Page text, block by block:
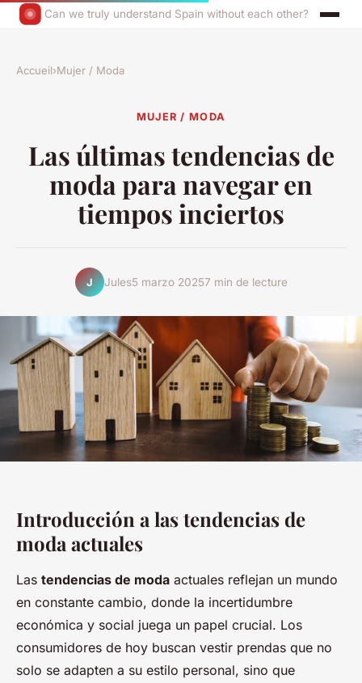
Can we truly understand Spain without each other?
Accueil›Mujer / Moda
MUJER / MODA
Las últimas tendencias de
moda para navegar en
tiempos inciertos
J Jules5 marzo 20257 min de lecture
Introducción a las tendencias de
moda actuales
Las tendencias de moda actuales reflejan un mundo
en constante cambio, donde la incertidumbre
económica y social juega un papel crucial. Los
consumidores de hoy buscan vestir prendas que no
solo se adapten a su estilo personal, sino que